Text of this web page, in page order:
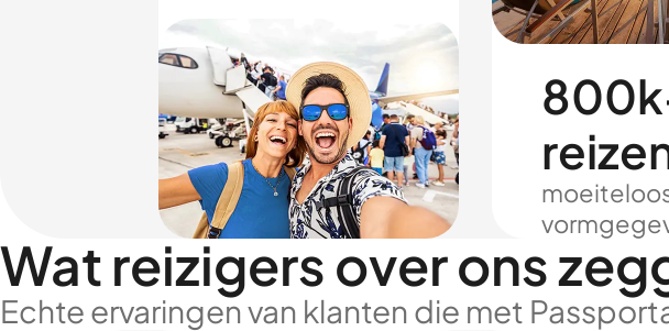
Wat reizigers over ons
Echte ervaringen van klanten die met